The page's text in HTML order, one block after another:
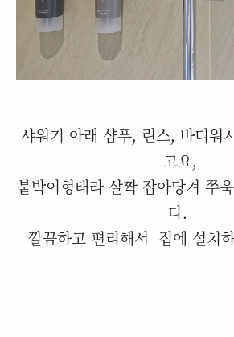
샤워기 아래 샴푸, 린스, 바디워
고요,
붙박이형태라 살짝 잡아당겨 쭈
다.
깔끔하고 편리해서 집에 설치